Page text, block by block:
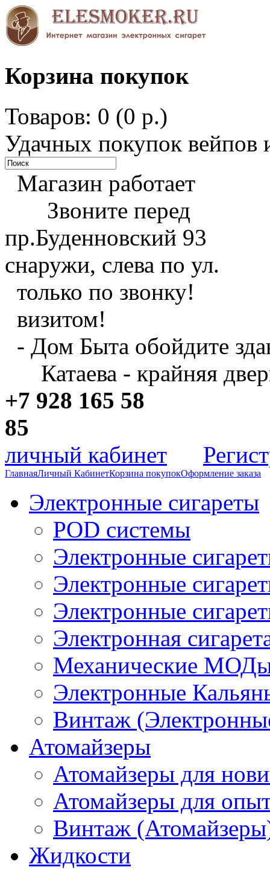
Корзина покупок
Товаров: 0 (0 р.)
Удачных покупок вейпов
Магазин работает
Звоните перед
пр.Буденновский 93
снаружи, слева по ул.
только по звонку!
визитом!
- Дом Быта обойдите
Катаева - крайняя
+7 928 165 58
личный кабинет
ГлавнаяЛичный КабинетКорзина покупокОформление заказа
Электронные сигареты
POD системы
Электронные
Электронные
Электронные
Электронная
Механические
Электронные
Винтаж
Атомайзеры
Атомайзеры для
Атомайзеры для
Винтаж
Жидкости